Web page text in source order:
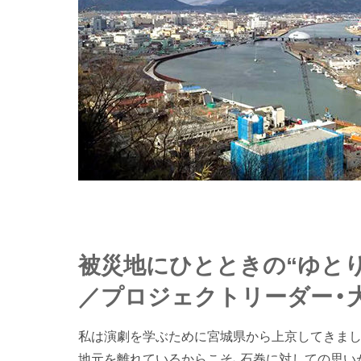
被災地にひとときの“ゆと
／プロジェクトリーダー・
私は演劇を学ぶために宮城県から上京してきま